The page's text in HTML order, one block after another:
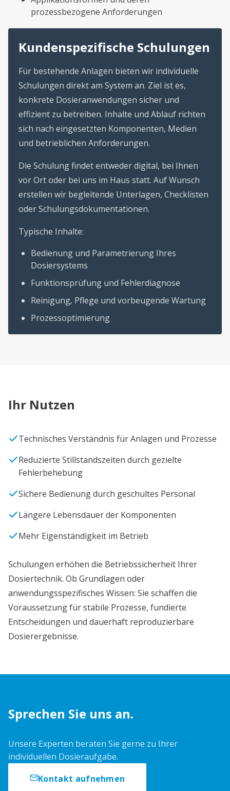
prozessbezogene Anforderungen
Kundenspezifische Schulungen
Für bestehende Anlagen bieten wir individuelle
Schulungen direkt am System an. Ziel ist es,
konkrete Dosieranwendungen sicher und
effizient zu betreiben. Inhalte und Ablauf richten
sich nach eingesetzten Komponenten, Medien
und betrieblichen Anforderungen.
Die Schulung findet entweder digital, bei Ihnen
vor Ort oder bei uns im Haus statt. Auf Wunsch
erstellen wir begleitende Unterlagen, Checklisten
oder Schulungsdokumentationen.
Typische Inhalte:
Bedienung und Parametrierung Ihres
Dosiersystems
Funktionsprüfung und Fehlerdiagnose
Reinigung, Pflege und vorbeugende Wartung
Prozessoptimierung
Ihr Nutzen
Technisches Verständnis für Anlagen und Prozesse
Reduzierte Stillstandszeiten durch gezielte
Fehlerbehebung
Sichere Bedienung durch geschultes Personal
Längere Lebensdauer der Komponenten
Mehr Eigenständigkeit im Betrieb
Schulungen erhöhen die Betriebssicherheit Ihrer
Dosiertechnik. Ob Grundlagen oder
anwendungsspezifisches Wissen: Sie schaffen die
Voraussetzung für stabile Prozesse, fundierte
Entscheidungen und dauerhaft reproduzierbare
Dosierergebnisse.
Sprechen Sie uns an.
Unsere Experten beraten Sie gerne zu Ihrer
individuellen Dosieraufgabe.
Kontakt aufnehmen